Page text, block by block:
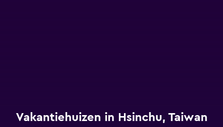
Vakantiehuizen in Hsinchu, Taiwan